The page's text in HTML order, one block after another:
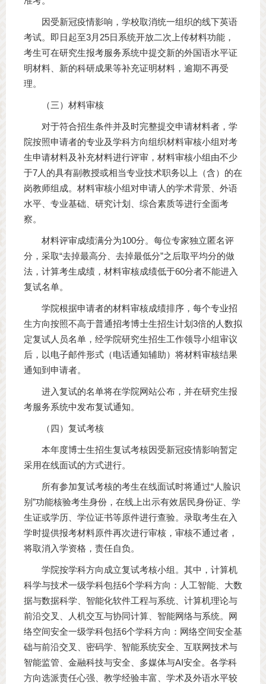
因受新冠疫情影响，学校取消统一组织的线下英语
考试。即日起至3月25日系统开放二次上传材料功能，
考生可在研究生报考服务系统中提交新的外国语水平证
明材料、新的科研成果等补充证明材料，逾期不再受
理。
（三）材料审核
对于符合招生条件并及时完整提交申请材料者，学
院按照申请者的专业及学科方向组织材料审核小组对考
生申请材料及补充材料进行评审，材料审核小组由不少
于7人的具有副教授或相当专业技术职务以上（含）的在
岗教师组成。材料审核小组对申请人的学术背景、外语
水平、专业基础、研究计划、综合素质等进行全面考
察。
材料评审成绩满分为100分。每位专家独立匿名评
分，采取“去掉最高分、去掉最低分”之后取平均分的做
法，计算考生成绩，材料审核成绩低于60分者不能进入
复试名单。
学院根据申请者的材料审核成绩排序，每个专业招
生方向按照不高于普通招考博士生招生计划3倍的人数拟
定复试人员名单，经学院研究生招生工作领导小组审议
后，以电子邮件形式（电话通知辅助）将材料审核结果
通知到申请者。
进入复试的名单将在学院网站公布，并在研究生报
考服务系统中发布复试通知。
（四）复试考核
本年度博士生招生复试考核因受新冠疫情影响暂定
采用在线面试的方式进行。
所有参加复试考核的考生在线面试时将通过“人脸识
别”功能核验考生身份，在线上出示有效居民身份证、学
生证或学历、学位证书等原件进行查验。录取考生在入
学时提供报考材料原件再次进行审核，审核不通过者，
将取消入学资格，责任自负。
学院按学科方向成立复试考核小组。其中，计算机
科学与技术一级学科包括6个学科方向：人工智能、大数
据与数据科学、智能化软件工程与系统、计算机理论与
前沿交叉、人机交互与协同计算、智能网络与系统。网
络空间安全一级学科包括6个学科方向：网络空间安全基
础与前沿交叉、密码学、智能系统安全、互联网技术与
智能监管、金融科技与安全、多媒体与AI安全。各学科
方向选派责任心强、教学经验丰富、学术及外语水平较